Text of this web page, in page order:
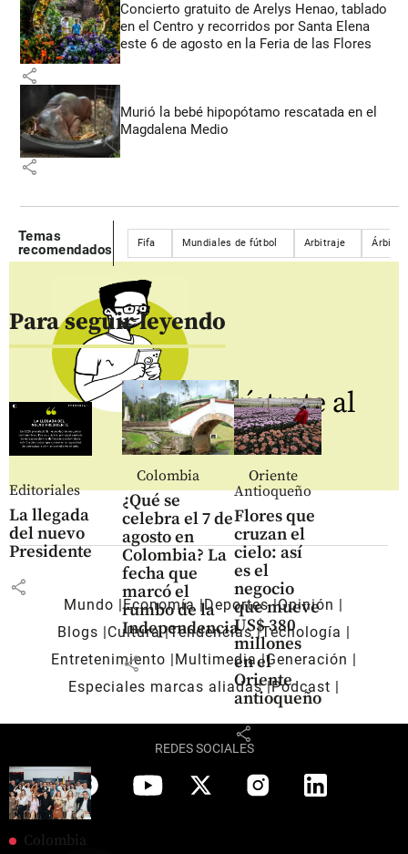
Concierto gratuito de Arelys Henao, tablado
en el Centro y recorridos por Santa Elena
este 6 de agosto en la Feria de las Flores
share
Murió la bebé hipopótamo rescatada en el
Magdalena Medio
share
Temas
recomendados
Fifa Mundiales de fútbol Arbitraje Árbitro
Para seguir leyendo
Editoriales
La llegada
del nuevo
Presidente
share
Colombia
¿Qué se
celebra el 7 de
agosto en
Colombia? La
fecha que
marcó el
rumbo de la
Independencia
share
Oriente
Antioqueño
Flores que
cruzan el
cielo: así
es el
negocio
que mueve
US$ 380
millones
en el
Oriente
antioqueño
share
Colombia
Regístrate al
newsletter
Mundo Economía Deportes Opinión
Blogs
Cultura Tendencias Tecnología
Entretenimiento
Multimedia
Generación
Especiales marcas aliadas Pódcast
REDES SOCIALES